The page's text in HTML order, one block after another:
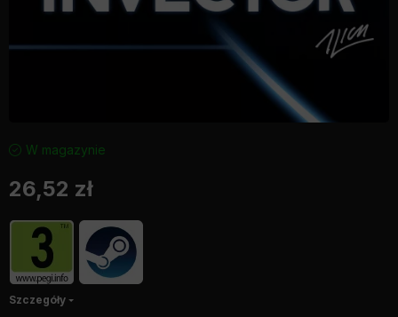
W magazynie
26,52 zł
Szczegóły